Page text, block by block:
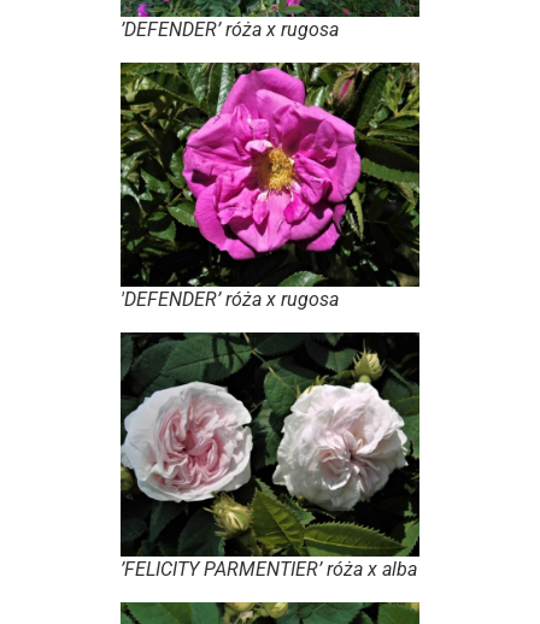
’DEFENDER’ róża x rugosa
'DEFENDER’ róża x rugosa
’FELICITY PARMENTIER’ róża x alba